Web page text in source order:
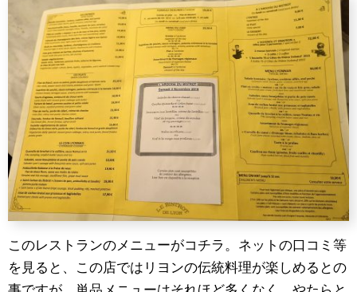
このレストランのメニューがコチラ。ネットの口コミ等
を見ると、この店ではリヨンの伝統料理が楽しめるとの